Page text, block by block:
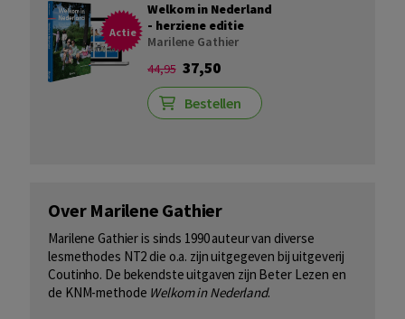
Actie
Welkom in Nederland
- herziene editie
Marilene Gathier
44,95 37,50
Bestellen
Over Marilene Gathier
Marilene Gathier is sinds 1990 auteur van diverse
lesmethodes NT2 die o.a. zijn uitgegeven bij uitgeverij
Coutinho. De bekendste uitgaven zijn Beter Lezen en
de KNM-methode Welkom in Nederland.